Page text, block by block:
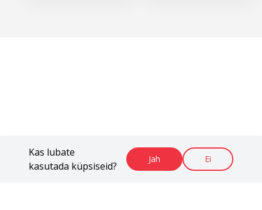
Kas lubate
kasutada küpsiseid?
Jah Ei